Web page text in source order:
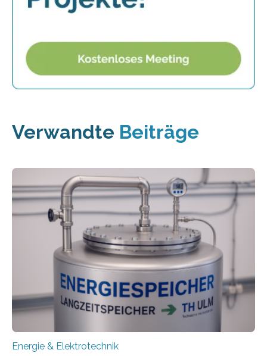
Verwandte Beiträge
Energie & Elektrotechnik